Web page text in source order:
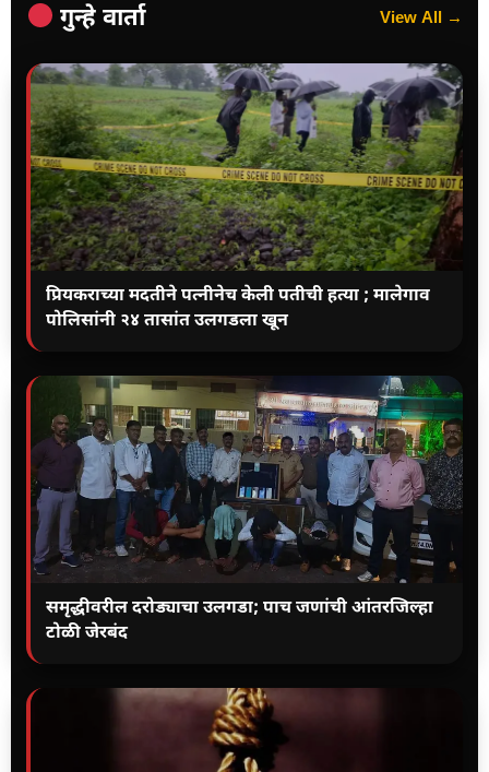
गुन्हे वार्ता View All →
प्रियकराच्या मदतीने पत्नीनेच केली पतीची हत्या ; मालेगाव
पोलिसांनी २४ तासांत उलगडला खून
समृद्धीवरील दरोड्याचा उलगडा; पाच जणांची आंतरजिल्हा
टोळी जेरबंद